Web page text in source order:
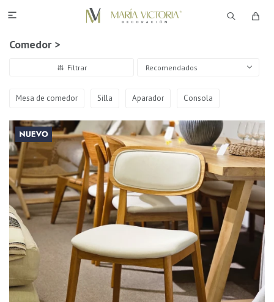

Comedor >
Recomendados
Mesa de comedor Silla Aparador Consola